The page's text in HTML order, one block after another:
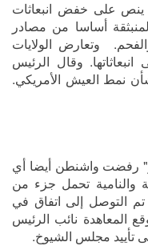
ينص على خفض انبعاثات
أساسا من مصادر
وتعارض الولايات
وقال الرئيس
نمط العيش الأمريكي.
رفضت واشنطن أيضا أي
والنامية تحمل جزء من
التوصل إلى اتفاق في
ووقع المعاهدة نائب الرئيس
تأييد مجلس الشيوخ.